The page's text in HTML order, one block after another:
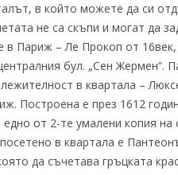
в който можете да си
не са скъпи и могат да
в Париж – Ле Прокоп от
бул. „Сен
в квартала –
Построена е през 1612
от 2-те умалени копия
в квартала е
да съчетава гръцката